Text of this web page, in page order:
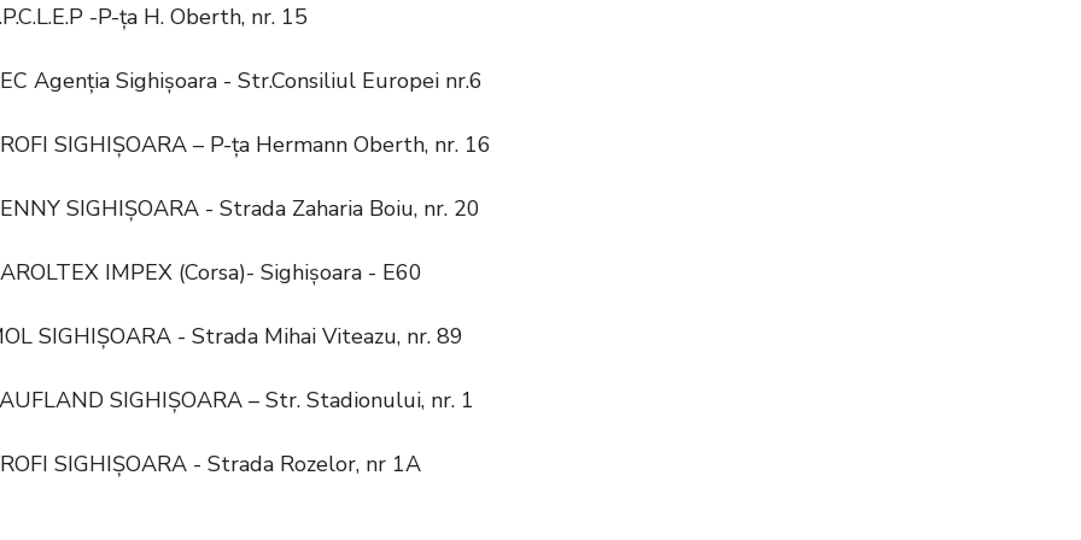
-P-ța H. Oberth, nr. 15
Sighișoara - Str.Consiliul Europei nr.6
– P-ța Hermann Oberth, nr. 16
- Strada Zaharia Boiu, nr. 20
IMPEX (Corsa)- Sighișoara - E60
SIGHIȘOARA - Strada Mihai Viteazu, nr. 89
SIGHIȘOARA – Str. Stadionului, nr. 1
- Strada Rozelor, nr 1A